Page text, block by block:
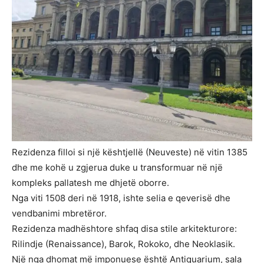
Rezidenza filloi si një kështjellë (Neuveste) në vitin 1385
dhe me kohë u zgjerua duke u transformuar në një
kompleks pallatesh me dhjetë oborre.
Nga viti 1508 deri në 1918, ishte selia e qeverisë dhe
vendbanimi mbretëror.
Rezidenza madhështore shfaq disa stile arkitekturore:
Rilindje (Renaissance), Barok, Rokoko, dhe Neoklasik.
Një nga dhomat më imponuese është Antiquarium, sala